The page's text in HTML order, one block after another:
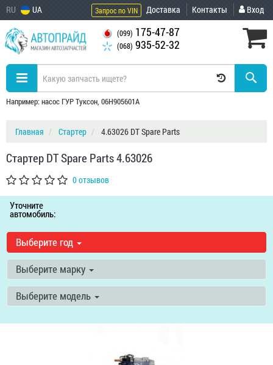
RU UA Запрос по VIN Доставка Контакты Вход
(099) 175-47-87
(068) 935-52-32
Например: насос ГУР Туксон, 06H905601A
Главная Стартер 4.63026 DT Spare Parts
Стартер DT Spare Parts 4.63026
0 отзывов
Уточните
автомобиль:
Выберите год
Выберите марку
Выберите модель